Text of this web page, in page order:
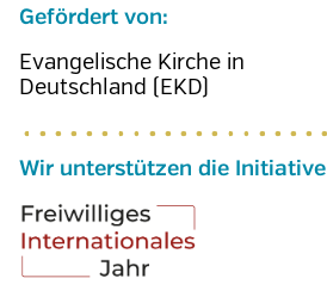
Gefördert von:
Evangelische Kirche in
Deutschland (EKD)
Wir unterstützen die Initiative